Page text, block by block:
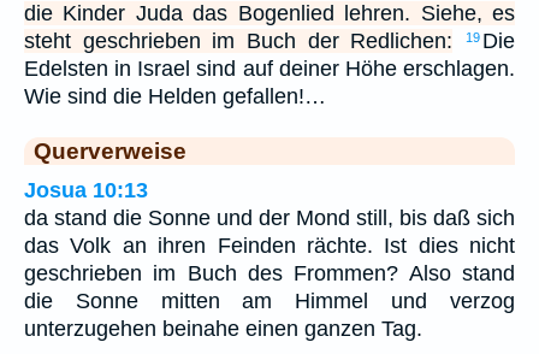
die Kinder Juda das Bogenlied lehren. Siehe, es
steht geschrieben im Buch der Redlichen:
19 Die
Edelsten in Israel sind auf deiner Höhe erschlagen.
Wie sind die Helden gefallen!…
Querverweise
Josua 10:13
da stand die Sonne und der Mond still, bis daß sich
das Volk an ihren Feinden rächte. Ist dies nicht
geschrieben im Buch des Frommen? Also stand
die Sonne mitten am Himmel und verzog
unterzugehen beinahe einen ganzen Tag.